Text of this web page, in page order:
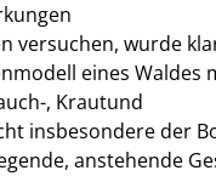
versuchen, wurde
eines Waldes
, Krautund
insbesondere der
anstehende